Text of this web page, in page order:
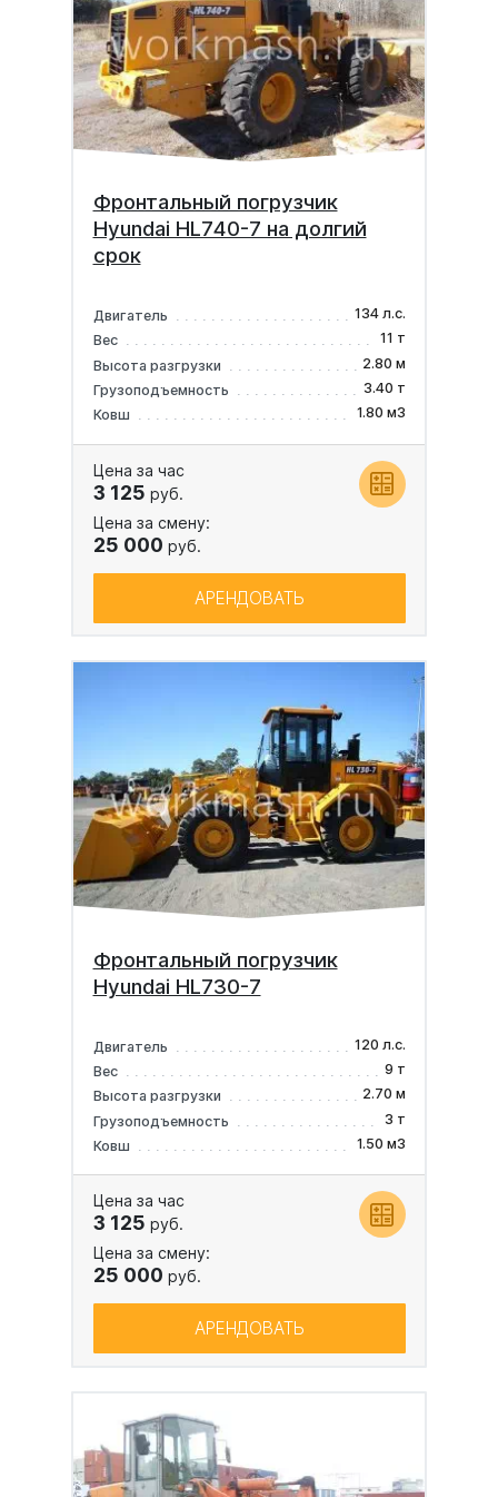
Фронтальный погрузчик
Hyundai HL740-7 на долгий
срок
Двигатель
134 л.с.
Вес
11 т
Высота разгрузки
2.80 м
Грузоподъемность
3.40 т
Ковш
1.80 м3
Цена за час
3 125 руб.
Цена за смену:
25 000 руб.
АРЕНДОВАТЬ
Фронтальный погрузчик
Hyundai HL730-7
Двигатель
120 л.с.
Вес
9 т
Высота разгрузки
2.70 м
Грузоподъемность
3 т
Ковш
1.50 м3
Цена за час
3 125 руб.
Цена за смену:
25 000 руб.
АРЕНДОВАТЬ